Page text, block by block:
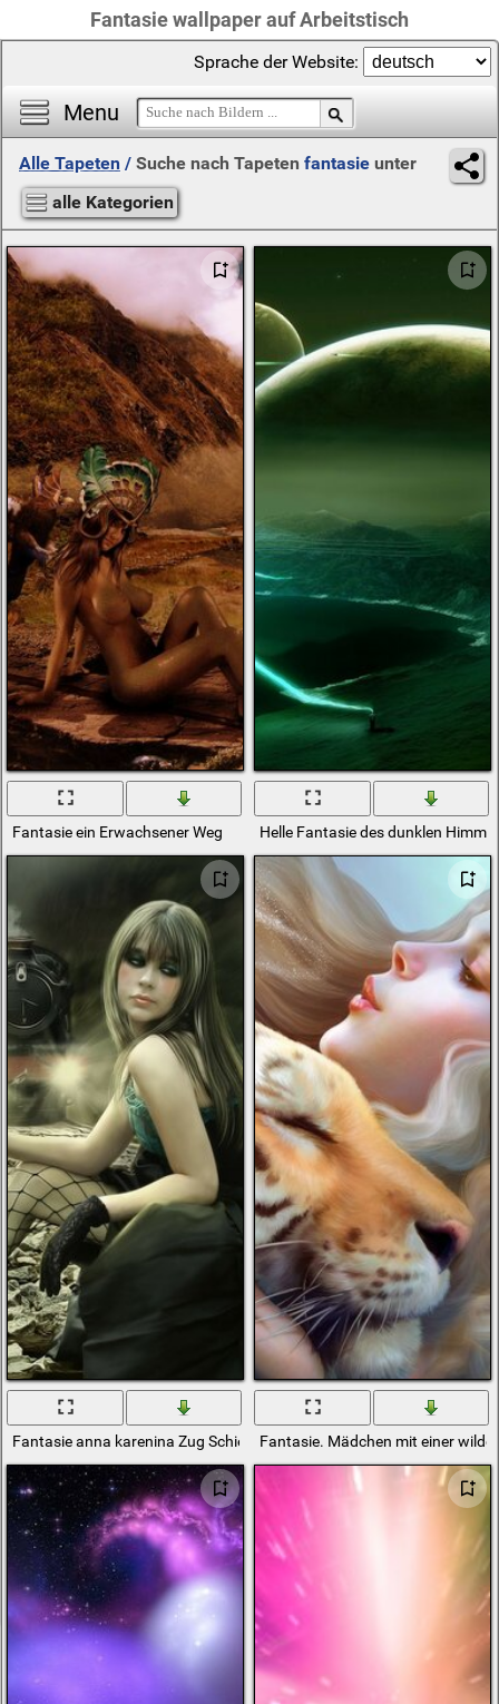
Fantasie wallpaper auf Arbeitstisch
Menu
Sprache der Website:
Alle Tapeten / Suche nach Tapeten fantasie unter
alle Kategorien
Fantasie ein Erwachsener Weg Helle Fantasie des dunklen
Fantasie anna karenina Zug Schienen Netzstrumpfhose
Fantasie. Mädchen mit einer